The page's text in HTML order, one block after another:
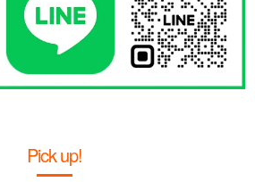
Pick up!